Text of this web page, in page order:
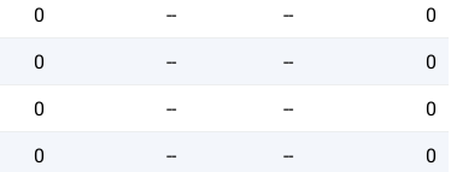
0
--
--
0
0
--
--
0
0
--
--
0
0
--
--
0